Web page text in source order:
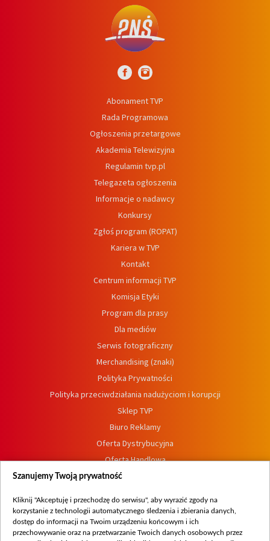
Abonament TVP
Rada Programowa
Ogłoszenia przetargowe
Akademia Telewizyjna
Regulamin tvp.pl
Telegazeta ogłoszenia
Informacje o nadawcy
Konkursy
Zgłoś program (ROPAT)
Kariera w TVP
Kontakt
Centrum informacji TVP
Komisja Etyki
Program dla prasy
Dla mediów
Serwis fotograficzny
Merchandising (znaki)
Polityka Prywatności
Polityka przeciwdziałania nadużyciom i korupcji
Sklep TVP
Biuro Reklamy
Oferta Dystrybucyjna
Oferta Handlowa
Dostępność
Procedura zgłoszeń wewnętrznych
Szanujemy Twoją prywatność
Kliknij "Akceptuję i przechodzę do serwisu", aby wyrazić zgody na
korzystanie z technologii automatycznego śledzenia i zbierania danych,
dostęp do informacji na Twoim urządzeniu końcowym i ich
przechowywanie oraz na przetwarzanie Twoich danych osobowych przez